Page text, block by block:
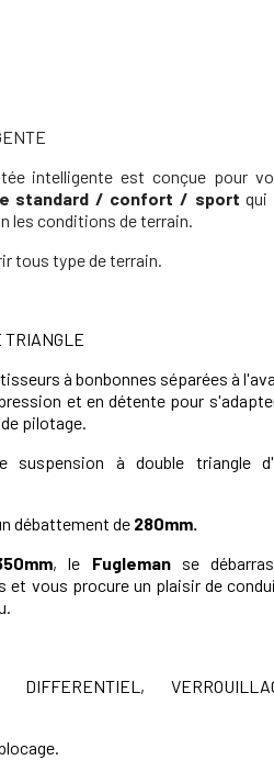
intelligente est conçue pour
standard / confort / sportqui
les conditions de terrain.
tous type de terrain.
TRIANGLE
à bonbonnes séparées à
et en détente pour
pilotage.
suspension à double triangle
débattement de 280mm.
, le Fuglemanse
et vous procure un plaisir de